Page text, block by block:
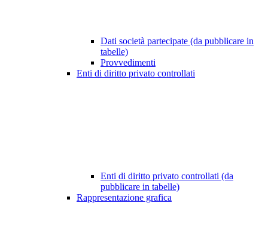
Dati società partecipate (da pubblicare in
tabelle)
Provvedimenti
Enti di diritto privato controllati
Enti di diritto privato controllati (da
pubblicare in tabelle)
Rappresentazione grafica